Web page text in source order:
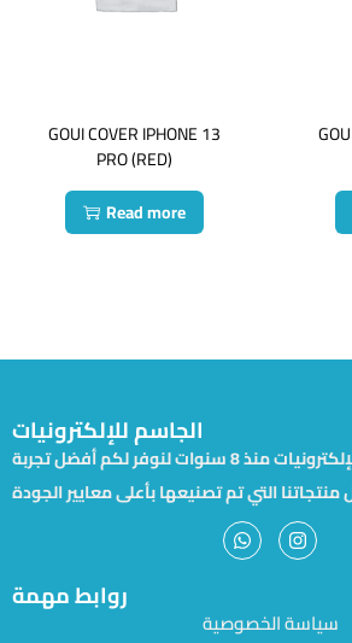
GOUI COVER IPHONE 13
PRO (RED)
Read more
الجاسم للإلكترونيات
تأسس الجاسم للإلكترونيات منذ 8 سنوات لنوفر لكم أفضل تجربة
منتجاتنا التي تم تصنيعها بأعلى معايير الجودة
روابط مهمة
سياسة الخصوصية